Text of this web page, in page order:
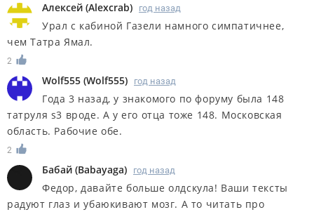
Алексей (Alexcrab) год назад
Урал с кабиной Газели намного симпатичнее,
чем Татра Ямал.
2
Wolf555 (Wolf555) год назад
Года 3 назад, у знакомого по форуму была 148
татруля s3 вроде. А у его отца тоже 148. Московская
область. Рабочие обе.
2
Бабай (Babayaga) год назад
Федор, давайте больше олдскула! Ваши тексты
радуют глаз и убаюкивают мозг. А то читать про